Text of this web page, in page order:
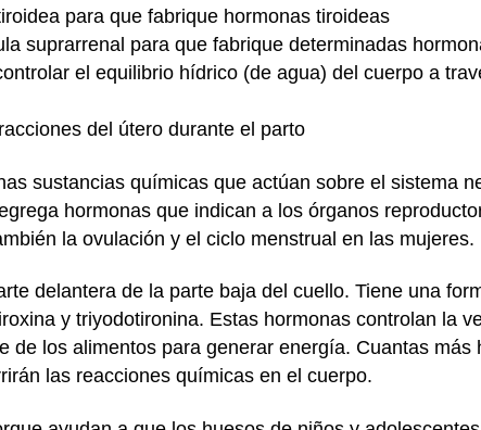
para que fabrique hormonas tiroideas
suprarrenal para que fabrique determinadas
el equilibrio hídrico (de agua) del cuerpo a
del útero durante el parto
sustancias químicas que actúan sobre el sistema
hormonas que indican a los órganos
la ovulación y el ciclo menstrual en las mujeres.
delantera de la parte baja del cuello. Tiene una
y triyodotironina. Estas hormonas controlan la
de los alimentos para generar energía. Cuantas más
las reacciones químicas en el cuerpo.